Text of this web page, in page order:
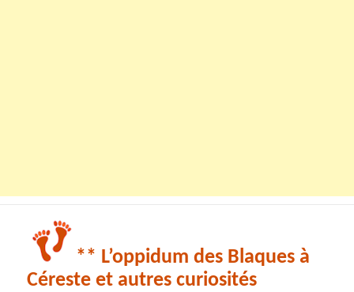
** L’oppidum des Blaques à
Céreste et autres curiosités